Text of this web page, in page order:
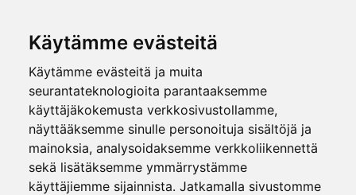
Käytämme evästeitä
Käytämme evästeitä ja muita
seurantateknologioita parantaaksemme
käyttäjäkokemusta verkkosivustollamme,
näyttääksemme sinulle personoituja sisältöjä ja
mainoksia, analysoidaksemme verkkoliikennettä
sekä lisätäksemme ymmärrystämme
käyttäjiemme sijainnista. Jatkamalla sivustomme